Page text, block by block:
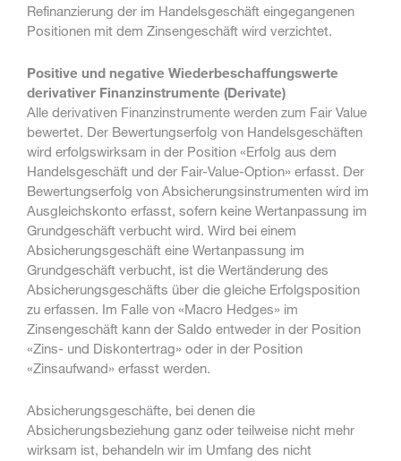
Refinanzierung der im Handelsgeschäft eingegangenen
Positionen mit dem Zinsengeschäft wird verzichtet.
Positive und negative Wiederbeschaffungswerte
derivativer Finanzinstrumente (Derivate)
Alle derivativen Finanzinstrumente werden zum Fair Value
bewertet. Der Bewertungserfolg von Handelsgeschäften
wird erfolgswirksam in der Position «Erfolg aus dem
Handelsgeschäft und der Fair-Value-Option» erfasst. Der
Bewertungserfolg von Absicherungsinstrumenten wird im
Ausgleichskonto erfasst, sofern keine Wertanpassung im
Grundgeschäft verbucht wird. Wird bei einem
Absicherungsgeschäft eine Wertanpassung im
Grundgeschäft verbucht, ist die Wertänderung des
Absicherungsgeschäfts über die gleiche Erfolgsposition
zu erfassen. Im Falle von «Macro Hedges» im
Zinsengeschäft kann der Saldo entweder in der Position
«Zins- und Diskontertrag» oder in der Position
«Zinsaufwand» erfasst werden.
Absicherungsgeschäfte, bei denen die
Absicherungsbeziehung ganz oder teilweise nicht mehr
wirksam ist, behandeln wir im Umfang des nicht